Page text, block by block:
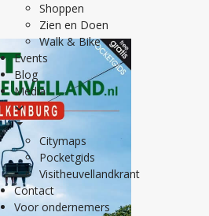
Shoppen
Zien en Doen
Walk & Bike
Events
Blog
Media
Citymaps
Pocketgids
Visitheuvellandkrant
Contact
Voor ondernemers